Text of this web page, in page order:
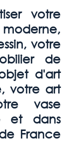
votre
votre
de
d'art
votre art
vase
et dans
France